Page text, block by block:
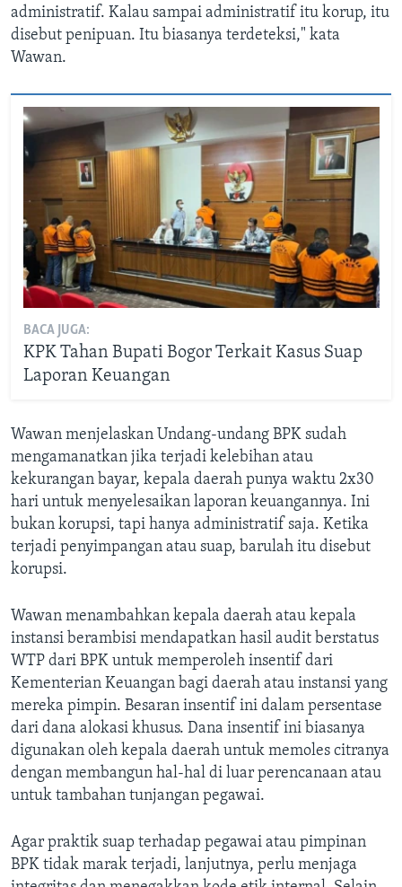
administratif. Kalau sampai administratif itu korup, itu
disebut penipuan. Itu biasanya terdeteksi," kata
Wawan.
BACA JUGA:
KPK Tahan Bupati Bogor Terkait Kasus Suap
Laporan Keuangan
Wawan menjelaskan Undang-undang BPK sudah
mengamanatkan jika terjadi kelebihan atau
kekurangan bayar, kepala daerah punya waktu 2x30
hari untuk menyelesaikan laporan keuangannya. Ini
bukan korupsi, tapi hanya administratif saja. Ketika
terjadi penyimpangan atau suap, barulah itu disebut
korupsi.
Wawan menambahkan kepala daerah atau kepala
instansi berambisi mendapatkan hasil audit berstatus
WTP dari BPK untuk memperoleh insentif dari
Kementerian Keuangan bagi daerah atau instansi yang
mereka pimpin. Besaran insentif ini dalam persentase
dari dana alokasi khusus. Dana insentif ini biasanya
digunakan oleh kepala daerah untuk memoles citranya
dengan membangun hal-hal di luar perencanaan atau
untuk tambahan tunjangan pegawai.
Agar praktik suap terhadap pegawai atau pimpinan
BPK tidak marak terjadi, lanjutnya, perlu menjaga